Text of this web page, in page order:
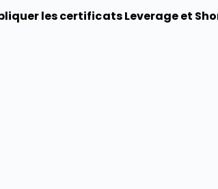
les certificats Leverage et